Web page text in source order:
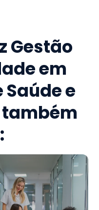
Gestão
em
e
também